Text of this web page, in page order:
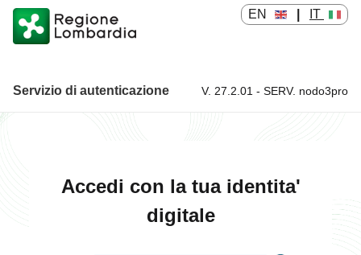
EN IT
Servizio di autenticazione Servizio di autenticazione
V. 27.2.01 - SERV. nodo3pro
Accedi con la tua identita'
digitale